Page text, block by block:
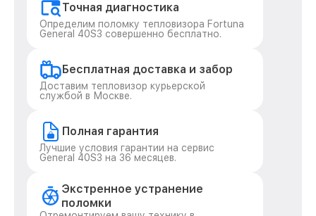
Точная диагностика
Определим поломку тепловизора Fortuna
General 40S3 совершенно бесплатно.
Бесплатная доставка и забор
Доставим тепловизор курьерской
службой в Москве.
Полная гарантия
Лучшие условия гарантии на сервис
General 40S3 на 36 месяцев.
Экстренное устранение
поломки